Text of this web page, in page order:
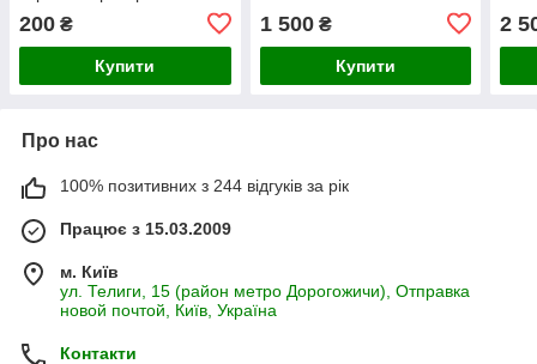
200 ₴
Купити
1 500₴
Купити
2
Про нас
100% позитивних з 244 відгуків за рік
Працює з 15.03.2009
м. Київ
ул. Телиги, 15 (район метро Дорогожичи), Отправка
новой почтой, Київ, Україна
Контакти